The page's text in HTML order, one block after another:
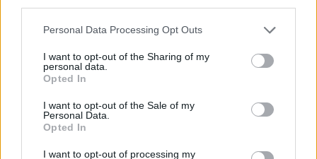
Personal Data Processing Opt Outs
I want to opt-out of the Sharing of my
personal data.
Opted In
I want to opt-out of the Sale of my
Personal Data.
Opted In
I want to opt-out of processing my